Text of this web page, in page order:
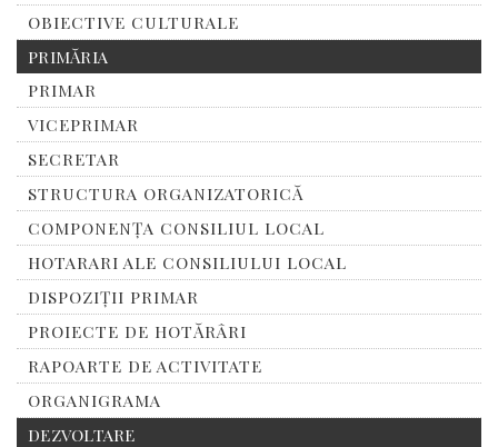
OBIECTIVE CULTURALE
PRIMĂRIA
PRIMAR
VICEPRIMAR
SECRETAR
STRUCTURA ORGANIZATORICĂ
COMPONENȚA CONSILIUL LOCAL
HOTARARI ALE CONSILIULUI LOCAL
DISPOZIȚII PRIMAR
PROIECTE DE HOTĂRÂRI
RAPOARTE DE ACTIVITATE
ORGANIGRAMA
DEZVOLTARE